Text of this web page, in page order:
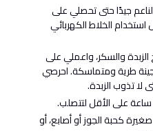
جيدًا حتى تحصلي على
الخلاط الكهربائي
والسكر، واعملي على
طرية ومتماسكة. احرصي
لا تذوب الزبدة.
على الأقل لتتصلب.
كحبة الجوز أو أصابع، أو